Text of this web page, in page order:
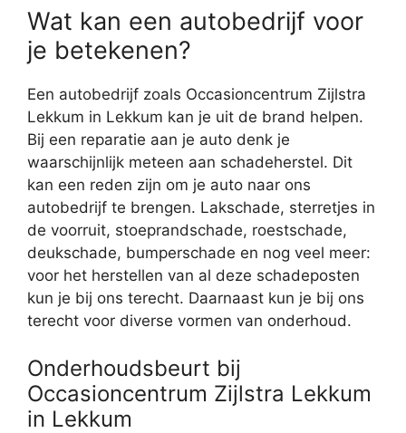
Wat kan een autobedrijf voor
je betekenen?
Een autobedrijf zoals Occasioncentrum Zijlstra
Lekkum in Lekkum kan je uit de brand helpen.
Bij een reparatie aan je auto denk je
waarschijnlijk meteen aan schadeherstel. Dit
kan een reden zijn om je auto naar ons
autobedrijf te brengen. Lakschade, sterretjes in
de voorruit, stoeprandschade, roestschade,
deukschade, bumperschade en nog veel meer:
voor het herstellen van al deze schadeposten
kun je bij ons terecht. Daarnaast kun je bij ons
terecht voor diverse vormen van onderhoud.
Onderhoudsbeurt bij
Occasioncentrum Zijlstra Lekkum
in Lekkum